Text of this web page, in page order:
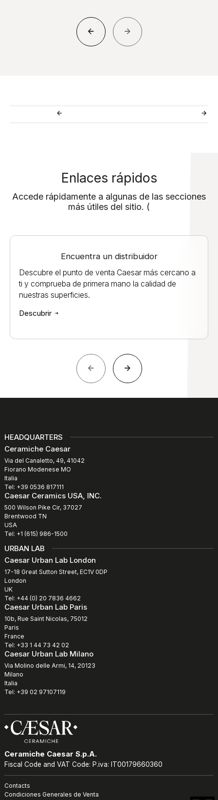
Enlaces rápidos
Accede rápidamente a algunas de las secciones
más útiles del sitio. (
Encuentra un distribuidor
Descubre el punto de venta Caesar más cercano a
ti y comprueba de primera mano la calidad de
nuestras superficies.
Descubrir
HEADQUARTERS
Ceramiche Caesar
Via del Canaletto, 49, 41042
Fiorano Modenese MO
Italia
Tel: +39 0536 817111
Caesar Ceramics USA, INC.
500 Wilson Pike Cir, 37027
Brentwood TN
USA
Tel: +1 (615) 986-1500
URBAN LAB
Caesar Urban Lab London
17-18 Great Sutton Street, EC1V 0DP
London
UK
Tel: +44 (0) 20 7836 4662
Caesar Urban Lab Paris
10b, Rue Saint Nicolas, 75012
Paris
France
Tel: +33 1 44 73 42 02
Caesar Urban Lab Milano
Via Molino delle Armi, 14, 20123
Milano
Italia
Tel: +39 02 97107119
Ceramiche Caesar S.p.A.
Fiscal Code and VAT Code: P.iva: IT00179660360
Contacts
Condiciones Generales de Venta